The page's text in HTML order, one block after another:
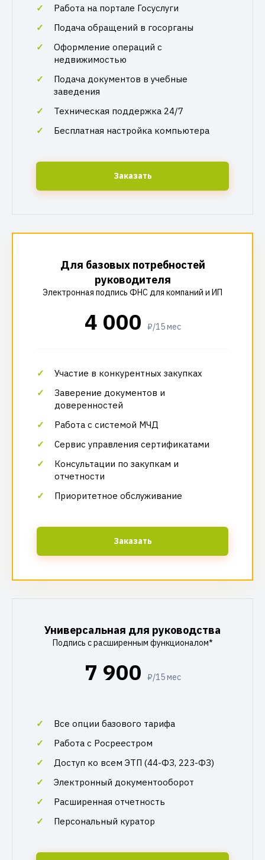
Работа на портале Госуслуги
Подача обращений в госорганы
Оформление операций с
недвижимостью
Подача документов в учебные
заведения
Техническая поддержка 24/7
Бесплатная настройка компьютера
Заказать
Для базовых потребностей
руководителя
Электронная подпись ФНС для компаний и ИП
4 000 ₽/15 мес
Участие в конкурентных закупках
Заверение документов и
доверенностей
Работа с системой МЧД
Сервис управления сертификатами
Консультации по закупкам и
отчетности
Приоритетное обслуживание
Заказать
Универсальная для руководства
Подпись с расширенным функционалом*
7 900 ₽/15 мес
Все опции базового тарифа
Работа с Росреестром
Доступ ко всем ЭТП (44-ФЗ, 223-ФЗ)
Электронный документооборот
Расширенная отчетность
Персональный куратор